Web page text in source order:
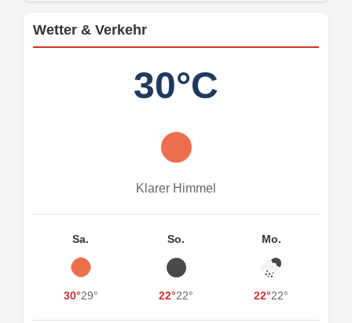
Wetter & Verkehr
30°C
Klarer Himmel
Sa.
30°29°
So.
22°22°
Mo.
22°22°